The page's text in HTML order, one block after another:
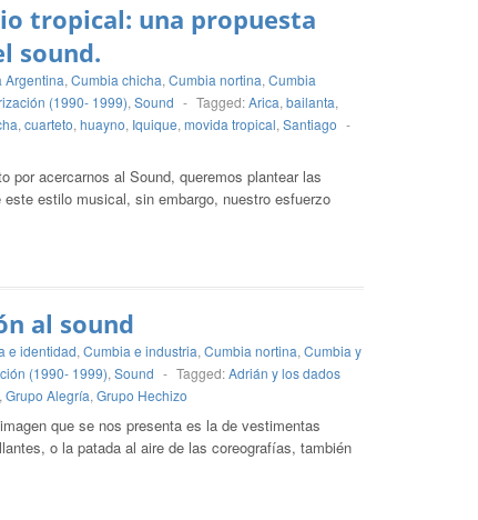
tropical: una propuesta
sound.
Argentina, Cumbia chicha, Cumbia nortina, Cumbia
(1990- 1999), Sound - Tagged:Arica, bailanta,
, cuarteto, huayno, Iquique, movida tropical, Santiago -
por acercarnos al Sound, queremos plantear las
estilo musical, sin embargo, nuestro esfuerzo
al sound
e identidad, Cumbia e industria, Cumbia nortina, Cumbia y
(1990- 1999), Sound - Tagged:Adrián y los dados
, Grupo Alegría, Grupo Hechizo
que se nos presenta es la de vestimentas
o la patada al aire de las coreografías, también